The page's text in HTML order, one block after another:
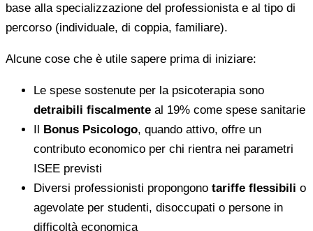
base alla specializzazione del professionista e al tipo di
percorso (individuale, di coppia, familiare).
Alcune cose che è utile sapere prima di iniziare:
Le spese sostenute per la psicoterapia sono
detraibili fiscalmente al 19% come spese sanitarie
Il Bonus Psicologo, quando attivo, offre un
contributo economico per chi rientra nei parametri
ISEE previsti
Diversi professionisti propongono tariffe flessibili o
agevolate per studenti, disoccupati o persone in
difficoltà economica